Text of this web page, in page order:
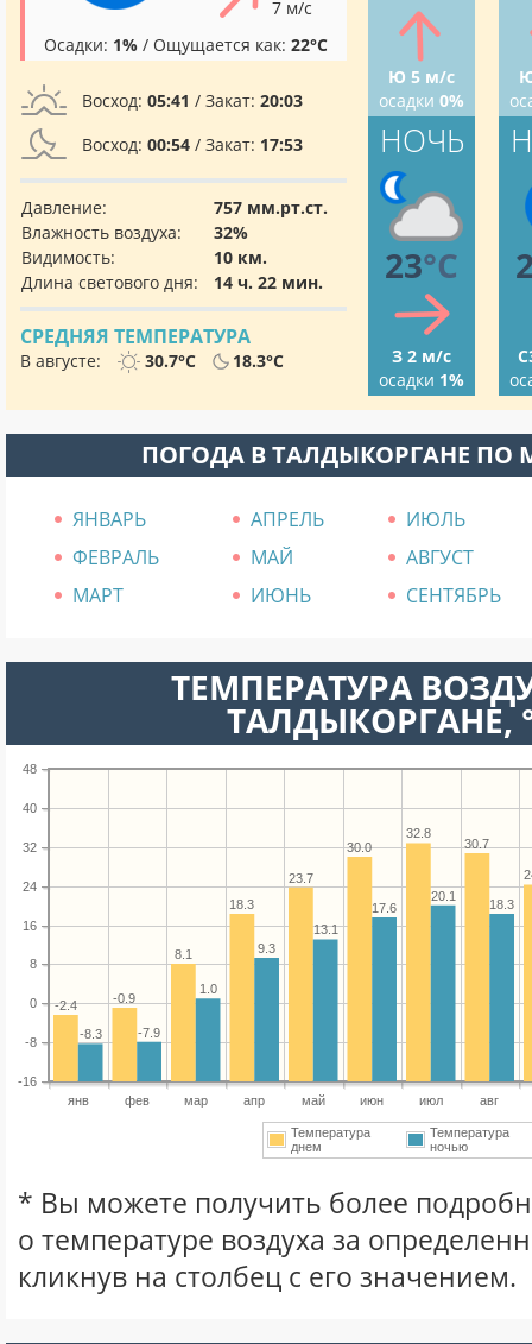
7 м/с
Осадки: 1% / Ощущается как: 22°C
Восход: 05:41 / Закат: 20:03
Восход: 00:54 / Закат: 17:53
Давление:
757 мм.рт.ст.
Влажность воздуха:
32%
Видимость:
10 км.
Длина светового дня:
14 ч. 22 мин.
СРЕДНЯЯ ТЕМПЕРАТУРА
В августе: 30.7°C 18.3°C
Ю 5 м/с
осадки 0%
НОЧЬ
23°C
З 2 м/с
осадки 1%
ПОГОДА В ТАЛДЫКОРГАНЕ ПО
ЯНВАРЬ АПРЕЛЬ
ИЮЛЬ
ФЕВРАЛЬ
МАЙ
АВГУСТ
МАРТ
ИЮНЬ СЕНТЯБРЬ
ТЕМПЕРАТУРА
ТАЛДЫКОРГАНЕ,
янв фев мар апр май июн июл авг
-16
-8
0
8
16
24
32
40
48
30.7
32.8
30.0
23.7
18.3
8.1
-0.9
-2.4
18.3
20.1
17.6
13.1
9.3
1.0
-7.9
-8.3
Температура
днем
Температура
ночью
* Вы можете получить более
о температуре воздуха за
кликнув на столбец с его значением.